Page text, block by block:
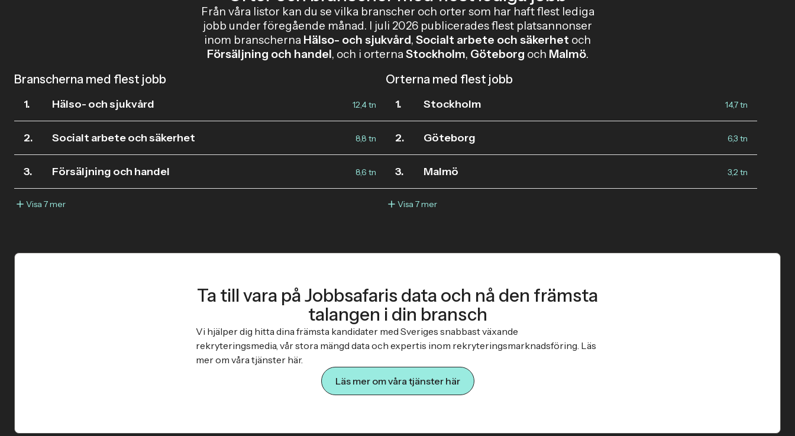
Från våra listor kan du se vilka branscher och orter som har haft flest lediga
jobb under föregående månad. I juli 2026 publicerades flest platsannonser
inom branscherna Hälso- och sjukvård, Socialt arbete och säkerhet och
Försäljning och handel, och i orternaStockholm, Göteborg och Malmö.
Branscherna med flest jobb
1. Hälso- och sjukvård 12,4 tn
2. Socialt arbete och säkerhet 8,8 tn
3. Försäljning och handel 8,6 tn
Visa 7 mer
Orterna med flest jobb
1. Stockholm 14,7 tn
2. Göteborg 6,3 tn
3. Malmö 3,2 tn
Visa 7 mer
Ta till vara på Jobbsafaris data och nå den främsta
talangen i din bransch
Vi hjälper dig hitta dina främsta kandidater med Sveriges snabbast växande
rekryteringsmedia, vår stora mängd data och expertis inom rekryteringsmarknadsföring. Läs
mer om våra tjänster här.
Läs mer om våra tjänster här